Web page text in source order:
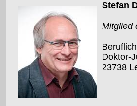
Stefan
Mitglied
Doktor-
23738